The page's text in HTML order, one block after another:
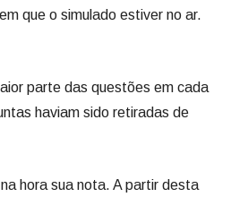
que o simulado estiver no ar.
parte das questões em cada
haviam sido retiradas de
hora sua nota. A partir desta